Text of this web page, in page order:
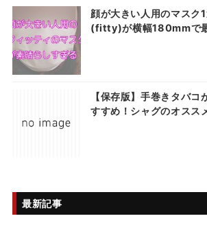
顔が大きい人用のマスク
(fitty)が横幅180mmで最
【保存版】手巻きタバコ
すすめ！シャグのオスス
最新記事